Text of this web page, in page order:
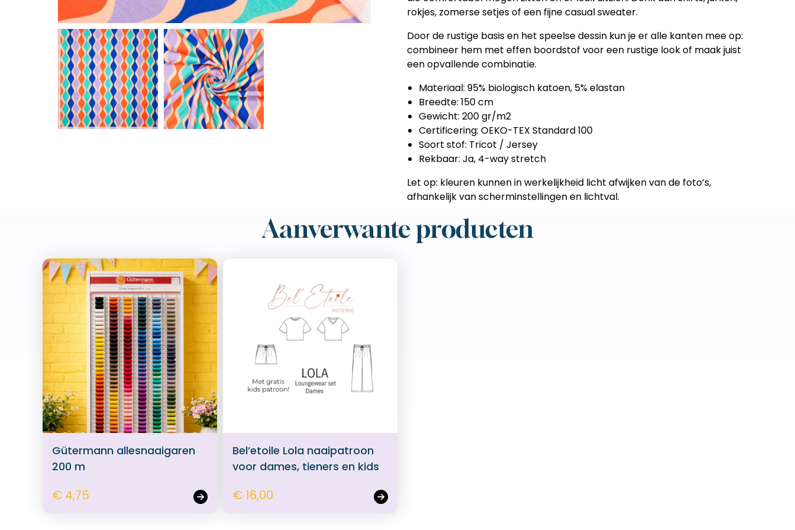
rokjes, zomerse setjes of een fijne casual sweater.
Door de rustige basis en het speelse dessin kun je er alle kanten mee op:
combineer hem met effen boordstof voor een rustige look of maak juist
een opvallende combinatie.
Materiaal: 95% biologisch katoen, 5% elastan
Breedte: 150 cm
Gewicht: 200 gr/m2
Certificering: OEKO-TEX Standard 100
Soort stof: Tricot / Jersey
Rekbaar: Ja, 4-way stretch
Let op: kleuren kunnen in werkelijkheid licht afwijken van de foto’s,
afhankelijk van scherminstellingen en lichtval.
Aanverwante producten
Gütermann allesnaaigaren
200 m
€ 4,75
Bel’etoile Lola naaipatroon
voor dames, tieners en kids
€ 16,00